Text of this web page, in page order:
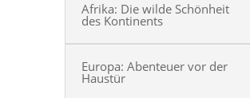
Afrika: Die wilde Schönheit
des Kontinents
Europa: Abenteuer vor der
Haustür